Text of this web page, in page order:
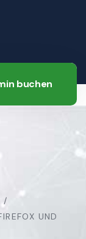
buchen
UND